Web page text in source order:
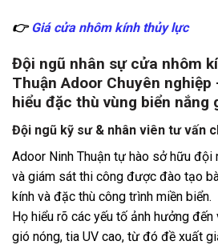
👉Giá cửa nhôm kính thủy lực
Đội ngũ nhân sự cửa nhôm
Thuận Adoor Chuyên
hiểu đặc thù vùng biển nắng
Đội ngũ kỹ sư & nhân viên tư vấn
Adoor Ninh Thuận tự hào sở hữu
và giám sát thi công được đào tạo
kính và đặc thù công trình miền biển.
Họ hiểu rõ các yếu tố ảnh hưởng
gió nóng, tia UV cao, từ đó đề xuất